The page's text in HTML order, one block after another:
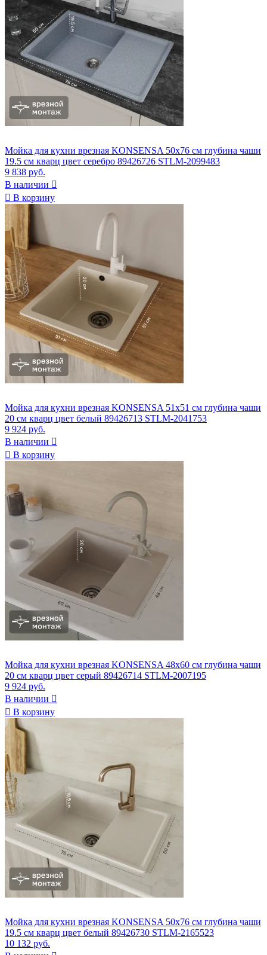
Мойка для кухни врезная KONSENSA 50x76 см глубина чаши
19.5 см кварц цвет серебро 89426726 STLM-2099483
9 838 руб.
В наличии 
 В корзину
Мойка для кухни врезная KONSENSA 51x51 см глубина чаши
20 см кварц цвет белый 89426713 STLM-2041753
9 924 руб.
В наличии 
 В корзину
Мойка для кухни врезная KONSENSA 48x60 см глубина чаши
20 см кварц цвет серый 89426714 STLM-2007195
9 924 руб.
В наличии 
 В корзину
Мойка для кухни врезная KONSENSA 50x76 см глубина чаши
19.5 см кварц цвет белый 89426730 STLM-2165523
10 132 руб.